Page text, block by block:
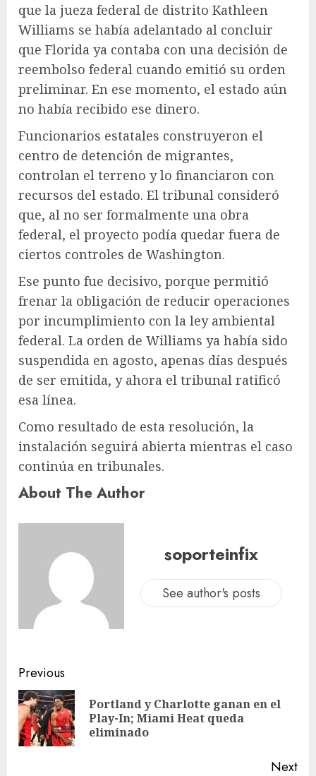
que la jueza federal de distrito Kathleen
Williams se había adelantado al concluir
que Florida ya contaba con una decisión de
reembolso federal cuando emitió su orden
preliminar. En ese momento, el estado aún
no había recibido ese dinero.
Funcionarios estatales construyeron el
centro de detención de migrantes,
controlan el terreno y lo financiaron con
recursos del estado. El tribunal consideró
que, al no ser formalmente una obra
federal, el proyecto podía quedar fuera de
ciertos controles de Washington.
Ese punto fue decisivo, porque permitió
frenar la obligación de reducir operaciones
por incumplimiento con la ley ambiental
federal. La orden de Williams ya había sido
suspendida en agosto, apenas días después
de ser emitida, y ahora el tribunal ratificó
esa línea.
Como resultado de esta resolución, la
instalación seguirá abierta mientras el caso
continúa en tribunales.
About The Author
soporteinfix
See author's posts
Previous
Portland y Charlotte ganan en el
Play-In; Miami Heat queda
eliminado
Next